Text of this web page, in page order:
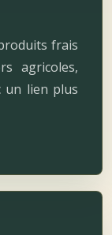
frais
agricoles,
un lien plus